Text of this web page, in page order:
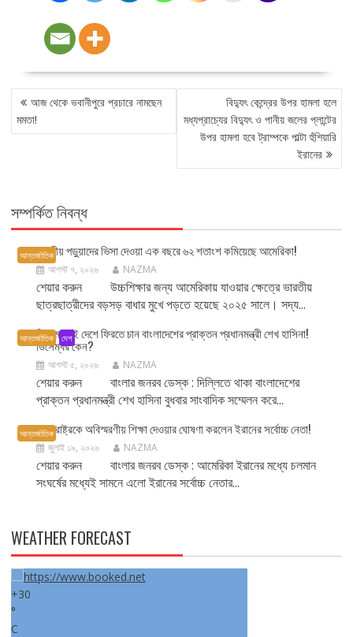
POST
NAVIGATION
আজ থেকে ভবানীপুরে প্রচারে নামছেন
মমতা!
বিদ্যুৎ কেন্দ্রের উপর হামলা হলে
মধ্যপ্রাচ্যের বিদ্যুৎ ও পানীয় জলের প্লান্টের
উপর হামলা হবে ট্রাম্পকে পাল্টা হুঁশিয়ারি
ইরানের
সম্পর্কিত নিবন্ধ
আন্তর্জাতিকভারতীয় পড়ুয়াদের ভিসা দেওয়া এক বছরে ৬২ শতাংশ কমিয়েছে আমেরিকা!
আগস্ট ৭, ২০২৬ NAZMA
শেয়ার করুন উচ্চশিক্ষার জন্য আমেরিকায় যাওয়ার ক্ষেত্রে ভারতীয়
ছাত্রছাত্রীদের বড়সড় বাধার মুখে পড়তে হয়েছে ২০২৫ সালে। সদ্য...
আন্তর্জাতিক দেশ
ডিসেম্বরেই দেশে ফিরতে চান বাংলাদেশের প্রাক্তন প্রধানমন্ত্রী শেখ হাসিনা!
ডিসেম্বর কেন?
আগস্ট ৫, ২০২৬ NAZMA
শেয়ার করুন বাংলার জনরব ডেস্ক : দিল্লিতে থাকা বাংলাদেশের
প্রাক্তন প্রধানমন্ত্রী শেখ হাসিনা বুধবার সাংবাদিক সম্মেলন করে...
আন্তর্জাতিকযুক্তরাষ্ট্রকে অবিস্মরণীয় শিক্ষা দেওয়ার ঘোষণা করলেন ইরানের সর্বোচ্চ নেতা!
জুলাই ১৯, ২০২৬ NAZMA
শেয়ার করুন বাংলার জনরব ডেস্ক : আমেরিকা ইরানের মধ্যে চলমান
সংঘর্ষের মধ্যেই সামনে এলো ইরানের সর্বোচ্চ নেতার...
WEATHER FORECAST
+30
°
C